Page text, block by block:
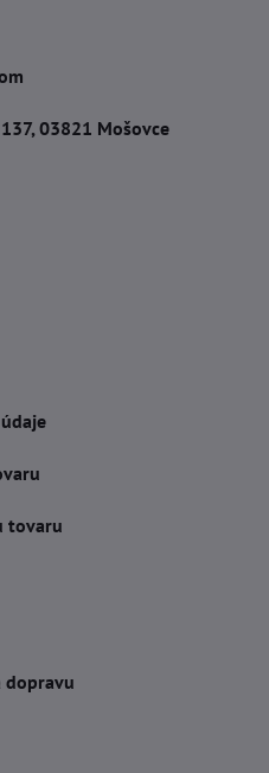
03821 Mošovce
tovaru
dopravu